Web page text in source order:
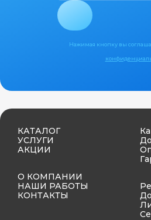
Нажимая кнопку вы
КАТАЛОГ
УСЛУГИ
АКЦИИ
О КОМПАНИИ
НАШИ РАБОТЫ
КОНТАКТЫ